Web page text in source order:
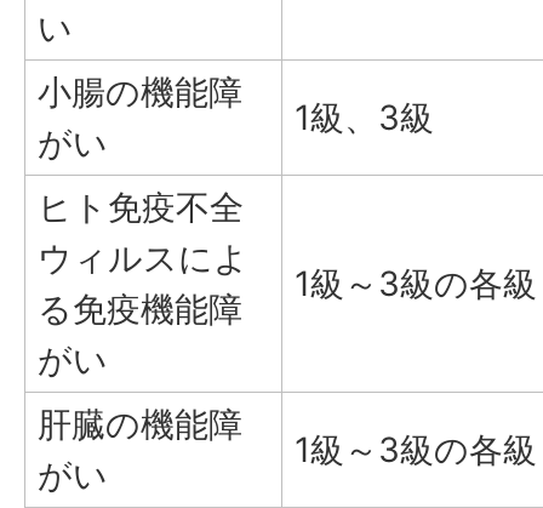
い
小腸の機能障
がい
1級、3級
ヒト免疫不全
ウィルスによ
る免疫機能障
がい
1級～3級の各級
肝臓の機能障
がい
1級～3級の各級